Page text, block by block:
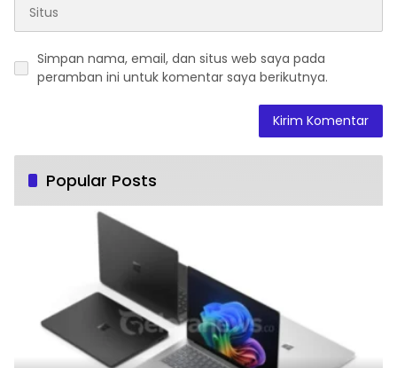
Simpan nama, email, dan situs web saya pada
peramban ini untuk komentar saya berikutnya.
Popular Posts